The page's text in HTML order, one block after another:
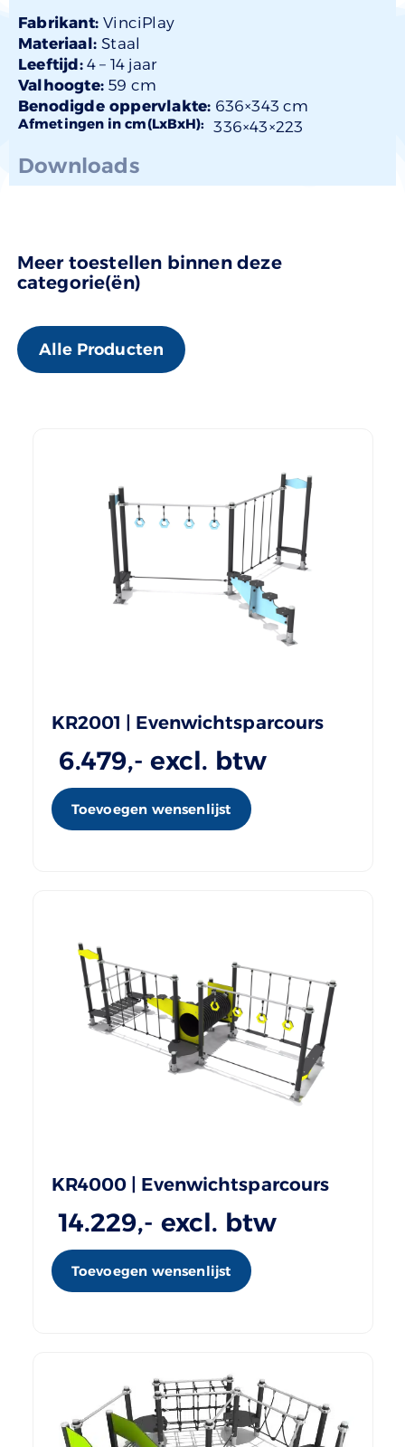
Fabrikant:VinciPlay
Materiaal:Staal
Leeftijd:4 – 14 jaar
Valhoogte: 59 cm
Benodigde oppervlakte: 636×343 cm
Afmetingen in cm(LxBxH): 336×43×223
Downloads
Meer toestellen binnen deze
categorie(ën)
Alle Producten
KR2001 | Evenwichtsparcours
6.479,- excl. btw
Toevoegen wensenlijst
KR4000 | Evenwichtsparcours
14.229,- excl. btw
Toevoegen wensenlijst